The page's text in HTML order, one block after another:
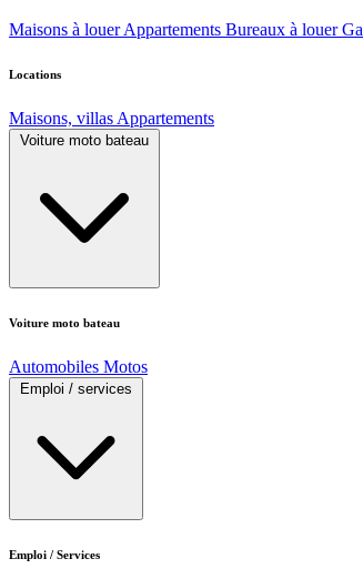
Maisons à louer Appartements Bureaux à louer
Locations
Maisons, villas Appartements
Voiture moto bateau
Voiture moto bateau
Automobiles Motos
Emploi / services
Emploi / Services